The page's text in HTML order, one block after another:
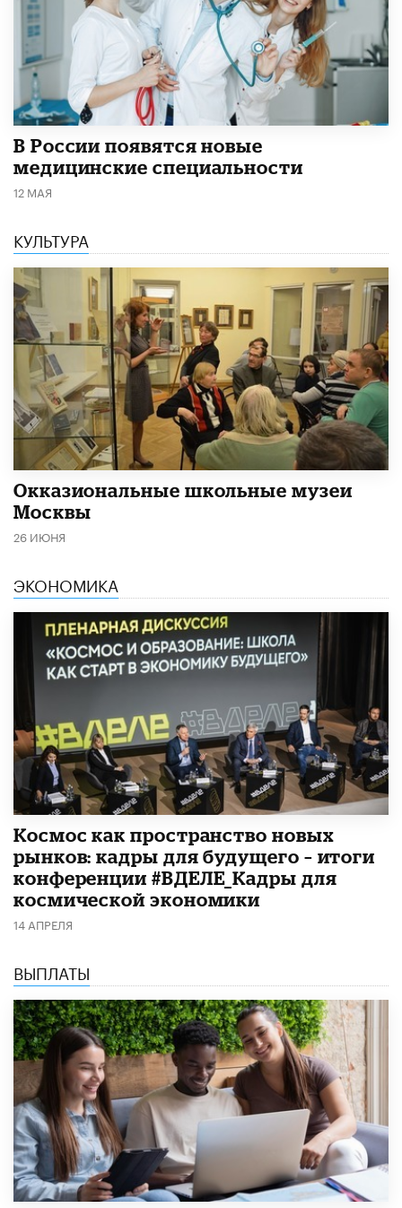
В России появятся новые
медицинские специальности
12 МАЯ
КУЛЬТУРА
​Окказиональные школьные музеи
Москвы
26 ИЮНЯ
ЭКОНОМИКА
Космос как пространство новых
рынков: кадры для будущего – итоги
конференции #ВДЕЛЕ_Кадры для
космической экономики
14 АПРЕЛЯ
ВЫПЛАТЫ